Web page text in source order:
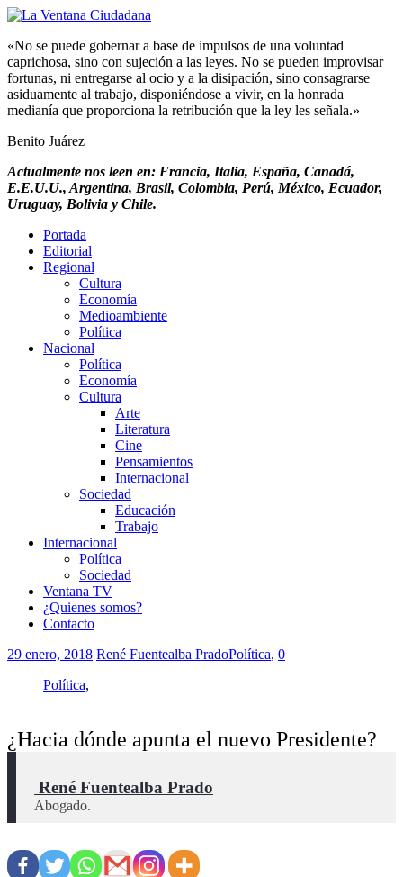
«No se puede gobernar a base de impulsos de una voluntad
caprichosa, sino con sujeción a las leyes. No se pueden improvisar
fortunas, ni entregarse al ocio y a la disipación, sino consagrarse
asiduamente al trabajo, disponiéndose a vivir, en la honrada
medianía que proporciona la retribución que la ley les señala.»
Benito Juárez
Actualmente nos leen en: Francia, Italia, España, Canadá,
E.E.U.U., Argentina, Brasil, Colombia, Perú, México, Ecuador,
Uruguay, Bolivia y Chile.
Portada
Editorial
Regional
Cultura
Economía
Medioambiente
Política
Nacional
Política
Economía
Cultura
Arte
Literatura
Cine
Pensamientos
Internacional
Sociedad
Educación
Trabajo
Internacional
Política
Sociedad
Ventana TV
¿Quienes somos?
Contacto
29 enero, 2018 René Fuentealba PradoPolítica, 0
Política,
¿Hacia dónde apunta el nuevo Presidente?
René Fuentealba Prado
Abogado.